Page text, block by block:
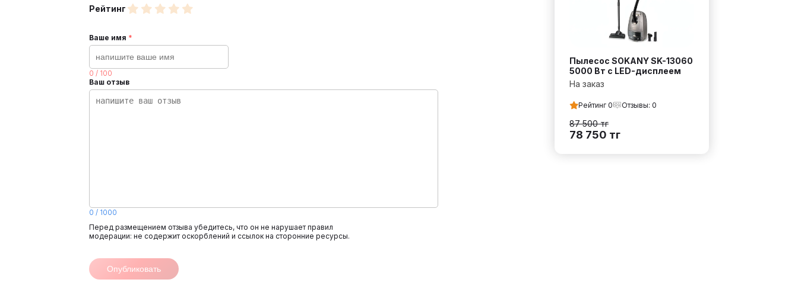
Рейтинг
Ваше имя *
0 / 100
Ваш отзыв
0 / 1000
Перед размещением отзыва убедитесь, что он не нарушает правил
модерации: не содержит оскорблений и ссылок на сторонние ресурсы.
Опубликовать
Пылесос SOKANY SK-13060
5000 Вт с LED-дисплеем
На заказ
Рейтинг 0 Отзывы: 0
87 500тг
78 750 тг